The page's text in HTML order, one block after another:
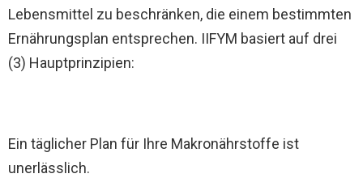
Lebensmittel zu beschränken, die einem bestimmten
Ernährungsplan entsprechen. IIFYM basiert auf drei
(3) Hauptprinzipien:
Ein täglicher Plan für Ihre Makronährstoffe ist
unerlässlich.